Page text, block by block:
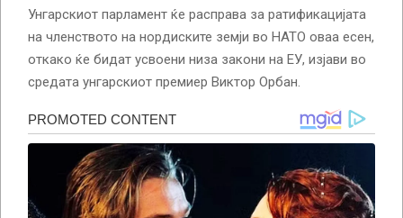
Унгарскиот парламент ќе расправа за ратификацијата
на членството на нордиските земји во НАТО оваа есен,
откако ќе бидат усвоени низа закони на ЕУ, изјави во
средата унгарскиот премиер Виктор Орбан.